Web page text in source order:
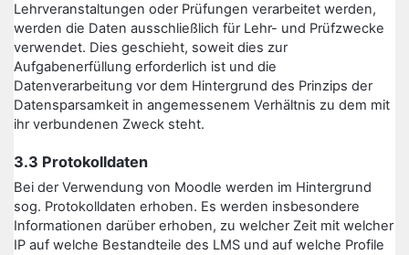
Lehrveranstaltungen oder Prüfungen verarbeitet werden,
werden die Daten ausschließlich für Lehr- und Prüfzwecke
verwendet. Dies geschieht, soweit dies zur
Aufgabenerfüllung erforderlich ist und die
Datenverarbeitung vor dem Hintergrund des Prinzips der
Datensparsamkeit in angemessenem Verhältnis zu dem mit
ihr verbundenen Zweck steht.
3.3 Protokolldaten
Bei der Verwendung von Moodle werden im Hintergrund
sog. Protokolldaten erhoben. Es werden insbesondere
Informationen darüber erhoben, zu welcher Zeit mit welcher
IP auf welche Bestandteile des LMS und auf welche Profile